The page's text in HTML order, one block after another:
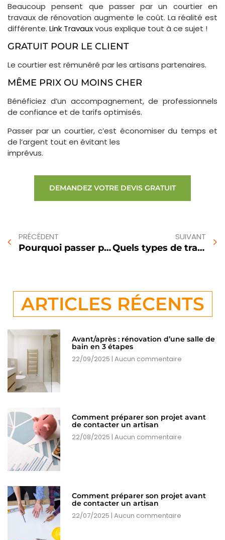
Beaucoup pensent que passer par un courtier en
travaux de rénovation augmente le coût. La réalité est
différente. Link Travauxvous explique tout à ce sujet !
GRATUIT POUR LE CLIENT
Le courtier est rémunéré par les artisans partenaires.
MÊME PRIX OU MOINS CHER
Bénéficiez d’un accompagnement, de professionnels
de confiance et de tarifs optimisés.
Passer par un courtier, c’est économiser du temps et
de l’argent tout en évitant les
imprévus.
DEMANDEZ VOTRE DEVIS GRATUIT
PRÉCÉDENT
Pourquoi passer par un courtier peut vous faire gagner du temps et de l’argent
SUIVANT
Quels types de travaux un courtier peut-il gérer ?
ARTICLES RÉCENTS
Avant/après : rénovation d’une salle de
bain en 3 étapes
22/09/2025 Aucun commentaire
Comment préparer son projet avant
de contacter un artisan
22/08/2025 Aucun commentaire
Comment préparer son projet avant
de contacter un artisan
22/07/2025 Aucun commentaire